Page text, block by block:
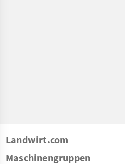
Landwirt.com
Maschinengruppen